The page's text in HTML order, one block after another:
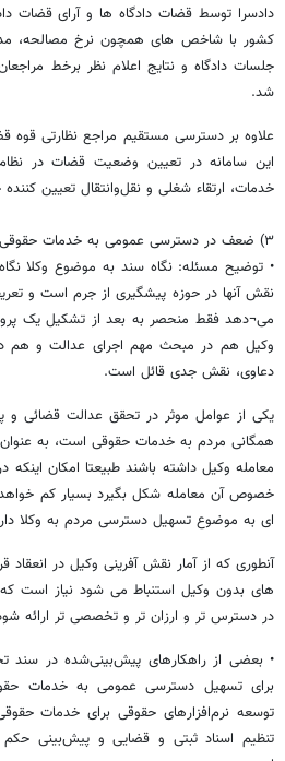
دادسرا توسط قضات دادگاه ها و آرای قضات
کشور با شاخص های همچون نرخ مصالحه،
جلسات دادگاه و نتایج اعلام نظر برخط
شد.
علاوه بر دسترسی مستقیم مراجع نظارتی قوه
این سامانه در تعیین وضعیت قضات در
خدمات، ارتقاء شغلی و نقل‌وانتقال تعیین
۳) ضعف در دسترسی عمومی به خدمات حقوقی با کیفیت
• توضیح مسئله: نگاه سند به موضوع وکلا
نقش آنها در حوزه پیشگیری از جرم است و
می¬دهد فقط منحصر به بعد از تشکیل یک
وکیل هم در مبحث مهم اجرای عدالت و هم
دعاوی، نقش جدی قائل است.
یکی از عوامل موثر در تحقق عدالت قضائی
همگانی مردم به خدمات حقوقی است، به
معامله وکیل داشته باشند طبیعتا امکان اینکه
خصوص آن معامله شکل بگیرد بسیار کم
ای به موضوع تسهیل دسترسی مردم به وکلا
آنطوری که از آمار نقش آفرینی وکیل در انعقاد
های بدون وکیل استنباط می شود نیاز است
در دسترس تر و ارزان تر و تخصصی تر ارائه
• بعضی از راهکارهای پیش‌بینی‌شده در سند
برای تسهیل دسترسی عمومی به خدمات
توسعه نرم‌افزارهای حقوقی برای خدمات
تنظیم اسناد ثبتی و قضایی و پیش‌بینی حکم